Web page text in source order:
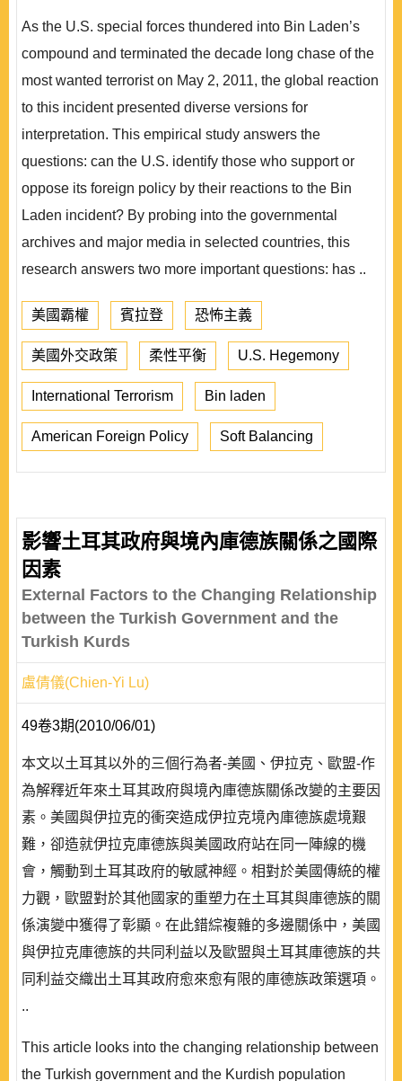
As the U.S. special forces thundered into Bin Laden’s
compound and terminated the decade long chase of the
most wanted terrorist on May 2, 2011, the global reaction
to this incident presented diverse versions for
interpretation. This empirical study answers the
questions: can the U.S. identify those who support or
oppose its foreign policy by their reactions to the Bin
Laden incident? By probing into the governmental
archives and major media in selected countries, this
research answers two more important questions: has ..
美國霸權 賓拉登 恐怖主義
美國外交政策 柔性平衡 U.S. Hegemony
International Terrorism Bin laden
American Foreign Policy Soft Balancing
影響土耳其政府與境內庫德族關係之國際
因素
External Factors to the Changing Relationship
between the Turkish Government and the
Turkish Kurds
盧倩儀(Chien-Yi Lu)
49卷3期(2010/06/01)
本文以土耳其以外的三個行為者-美國、伊拉克、歐盟-作
為解釋近年來土耳其政府與境內庫德族關係改變的主要因
素。美國與伊拉克的衝突造成伊拉克境內庫德族處境艱
難，卻造就伊拉克庫德族與美國政府站在同一陣線的機
會，觸動到土耳其政府的敏感神經。相對於美國傳統的權
力觀，歐盟對於其他國家的重塑力在土耳其與庫德族的關
係演變中獲得了彰顯。在此錯綜複雜的多邊關係中，美國
與伊拉克庫德族的共同利益以及歐盟與土耳其庫德族的共
同利益交織出土耳其政府愈來愈有限的庫德族政策選項。
..
This article looks into the changing relationship between
the Turkish government and the Kurdish population